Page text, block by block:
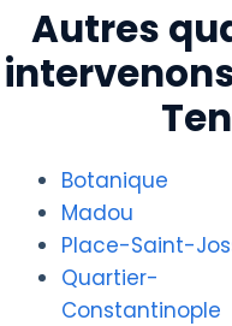
Autres
Botanique
Madou
Place-Saint-
Quartier-
Constantinople